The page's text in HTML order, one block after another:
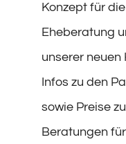
Konzept für
Eheberatung
unserer
Infos zu den
sowie Preise
Beratungen